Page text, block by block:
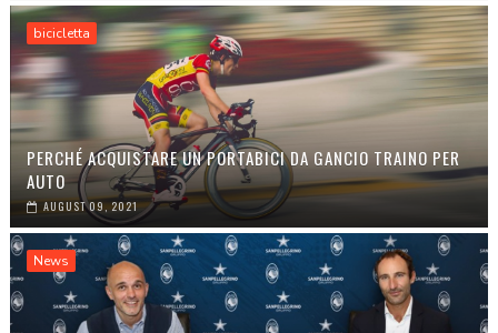
bicicletta
PERCHÉ ACQUISTARE UN PORTABICI DA GANCIO TRAINO PER
AUTO
AUGUST 09, 2021
News